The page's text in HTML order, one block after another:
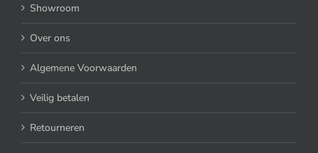
Showroom
Over ons
Algemene Voorwaarden
Veilig betalen
Retourneren